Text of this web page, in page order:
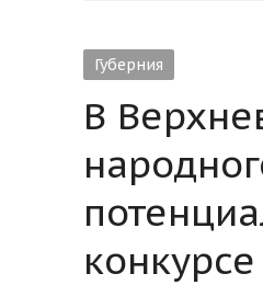
Губерния
В
конкурсе